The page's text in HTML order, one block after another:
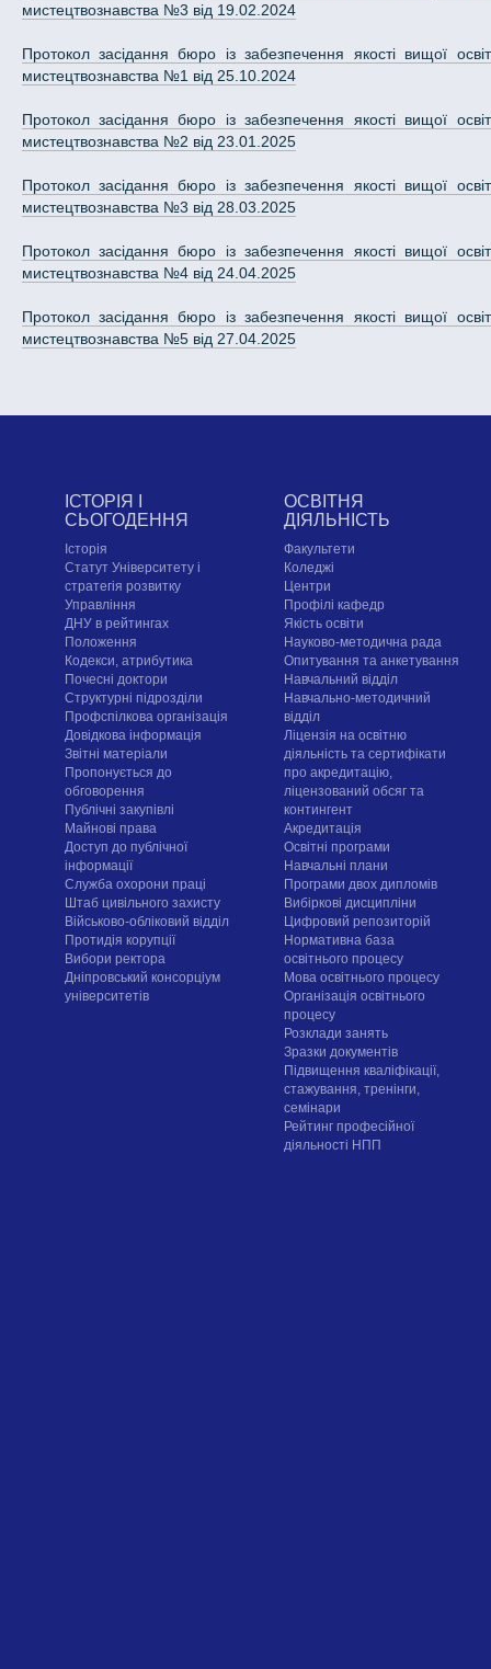
мистецтвознавства №3 від 19.02.2024
Протокол засідання бюро із забезпечення якості вищої
мистецтвознавства №1 від 25.10.2024
Протокол засідання бюро із забезпечення якості вищої
мистецтвознавства №2 від 23.01.2025
Протокол засідання бюро із забезпечення якості вищої
мистецтвознавства №3 від 28.03.2025
Протокол засідання бюро із забезпечення якості вищої
мистецтвознавства №4 від 24.04.2025
Протокол засідання бюро із забезпечення якості вищої
мистецтвознавства №5 від 27.04.2025
ІСТОРІЯ І
СЬОГОДЕННЯ
Історія
Статут Університету і
стратегія розвитку
Управління
ДНУ в рейтингах
Положення
Кодекси, атрибутика
Почесні доктори
Структурні підрозділи
Профспілкова організація
Довідкова інформація
Звітні матеріали
Пропонується до
обговорення
Публічні закупівлі
Майнові права
Доступ до публічної
інформації
Служба охорони праці
Штаб цивільного захисту
Військово-обліковий відділ
Протидія корупції
Вибори ректора
Дніпровський консорціум
університетів
ОСВІТНЯ
ДІЯЛЬНІСТЬ
Факультети
Коледжі
Центри
Профілі кафедр
Якість освіти
Науково-методична рада
Опитування та анкетування
Навчальний відділ
Навчально-методичний
відділ
Ліцензія на освітню
діяльність та сертифікати
про акредитацію,
ліцензований обсяг та
контингент
Акредитація
Освітні програми
Навчальні плани
Програми двох дипломів
Вибіркові дисципліни
Цифровий репозиторій
Нормативна база
освітнього процесу
Мова освітнього процесу
Організація освітнього
процесу
Розклади занять
Зразки документів
Підвищення кваліфікації,
стажування, тренінги,
семінари
Рейтинг професійної
діяльності НПП